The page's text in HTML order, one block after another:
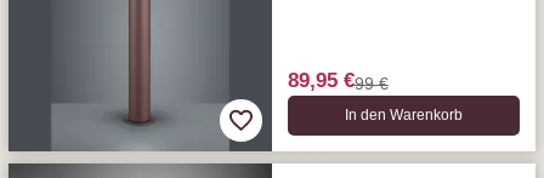
89,95 €99 €
In den Warenkorb